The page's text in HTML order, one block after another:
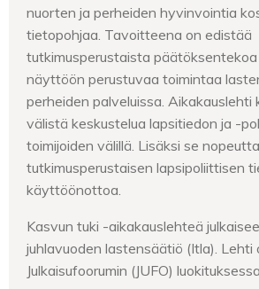
nuorten ja perheiden hyvinvointia
tietopohjaa. Tavoitteena on edistää
tutkimusperustaista
näyttöön perustuvaa toimintaa
perheiden palveluissa. Aikakauslehti
välistä keskustelua lapsitiedon ja -
toimijoiden välillä. Lisäksi se
tutkimusperustaisen lapsipoliittisen
käyttöönottoa.
Kasvun tuki -aikakauslehteä
juhlavuoden lastensäätiö (Itla). Lehti
Julkaisufoorumin (JUFO)